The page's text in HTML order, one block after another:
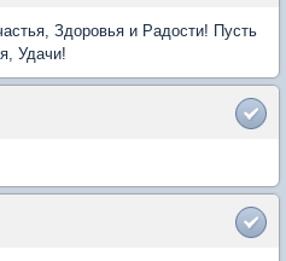
Здоровья и Радости! Пусть
Удачи!